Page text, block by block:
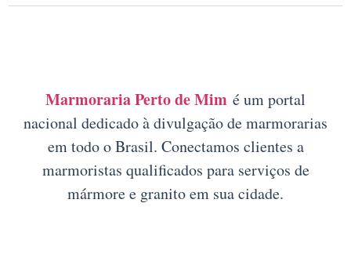
Marmoraria Perto de Mim é um portal
nacional dedicado à divulgação de marmorarias
em todo o Brasil. Conectamos clientes a
marmoristas qualificados para serviços de
mármore e granito em sua cidade.